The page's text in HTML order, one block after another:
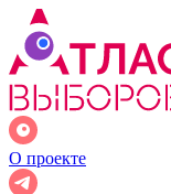
О проекте